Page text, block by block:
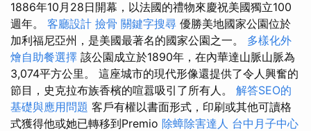
1886年10月28日開幕，以法國的禮物來慶祝美國獨立100
週年。 客廳設計 撿骨 關鍵字搜尋 優勝美地國家公園位於
加利福尼亞州，是美國最著名的國家公園之一。 多樣化外
燴自助餐選擇 該公園成立於1890年，在內華達山脈山脈為
3,074平方公里。 這座城市的現代形像還提供了令人興奮的
節目，史克拉布族香檳的喧囂吸引了所有人。 解答SEO的
基礎與應用問題 客戶有權以書面形式，印刷或其他可讀格
式獲得他或她已轉移到Premio 除蟑除害達人 台中月子中心